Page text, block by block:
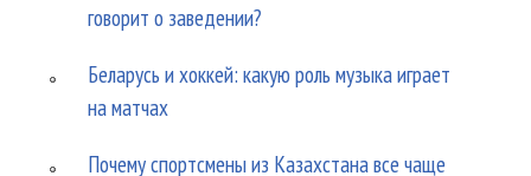
говорит о заведении?
Беларусь и хоккей: какую роль музыка играет
на матчах
Почему спортсмены из Казахстана все чаще